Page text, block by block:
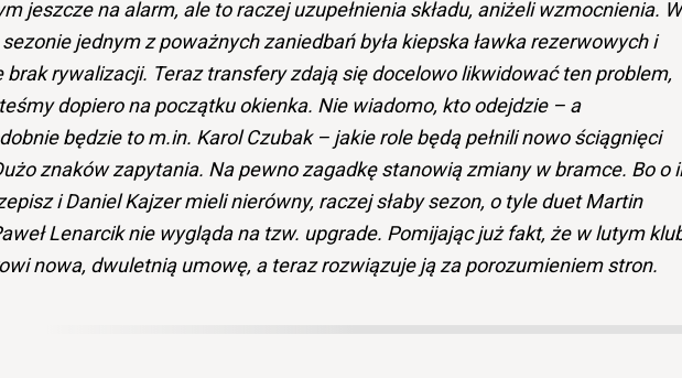
jeszcze na alarm, ale to raczej uzupełnienia składu, aniżeli wzmocnienia. W
jednym z poważnych zaniedbań była kiepska ławka rezerwowych i
brak rywalizacji. Teraz transfery zdają się docelowo likwidować ten problem,
dopiero na początku okienka. Nie wiadomo, kto odejdzie – a
będzie to m.in. Karol Czubak – jakie role będą pełnili nowo ściągnięci
znaków zapytania. Na pewno zagadkę stanowią zmiany w bramce. Bo o
i Daniel Kajzer mieli nierówny, raczej słaby sezon, o tyle duet Martin
Lenarcik nie wygląda na tzw. upgrade. Pomijając już fakt, że w lutym
nowa, dwuletnią umowę, a teraz rozwiązuje ją za porozumieniem stron.